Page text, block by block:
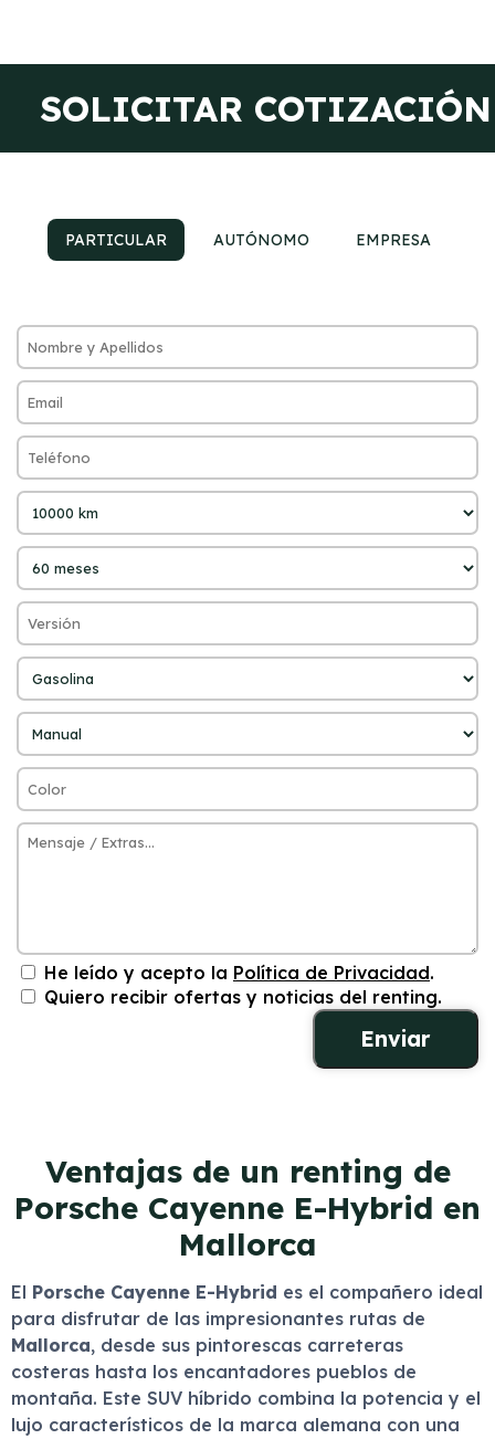
SOLICITAR COTIZACIÓN
PARTICULAR AUTÓNOMO EMPRESA
He leído y acepto la Política de Privacidad.
Quiero recibir ofertas y noticias del renting.
Ventajas de un renting de
Porsche Cayenne E-Hybrid en
Mallorca
El Porsche Cayenne E-Hybrid es el compañero ideal
para disfrutar de las impresionantes rutas de
Mallorca, desde sus pintorescas carreteras
costeras hasta los encantadores pueblos de
montaña. Este SUV híbrido combina la potencia y el
lujo característicos de la marca alemana con una